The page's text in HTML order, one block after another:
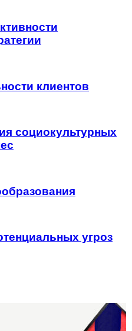
клиентов
социокультурных
угроз